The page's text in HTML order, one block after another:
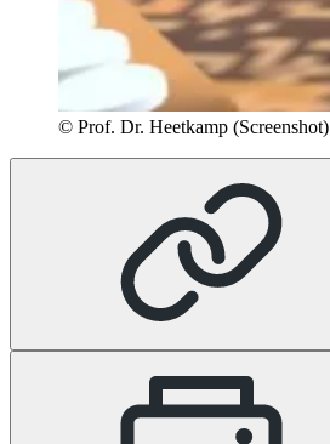
© Prof. Dr. Heetkamp (Screenshot)